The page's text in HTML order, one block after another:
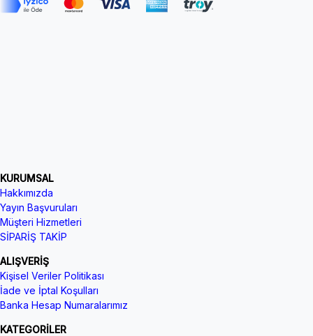
KURUMSAL
Hakkımızda
Yayın Başvuruları
Müşteri Hizmetleri
SİPARİŞ TAKİP
ALIŞVERİŞ
Kişisel Veriler Politikası
İade ve İptal Koşulları
Banka Hesap Numaralarımız
KATEGORİLER